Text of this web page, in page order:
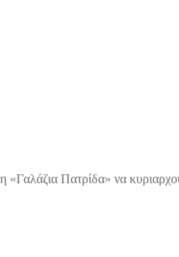
«Γαλάζια Πατρίδα» να